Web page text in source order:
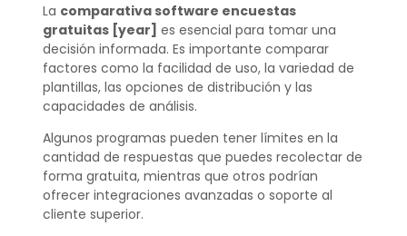
La comparativa software encuestas
gratuitas [year] es esencial para tomar una
decisión informada. Es importante comparar
factores como la facilidad de uso, la variedad de
plantillas, las opciones de distribución y las
capacidades de análisis.
Algunos programas pueden tener límites en la
cantidad de respuestas que puedes recolectar de
forma gratuita, mientras que otros podrían
ofrecer integraciones avanzadas o soporte al
cliente superior.